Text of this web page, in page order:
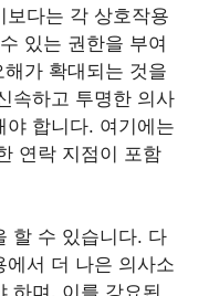
보다는 각 상호작용
있는 권한을 부여
가 확대되는 것을
속하고 투명한 의사
야 합니다. 여기에는
연락 지점이 포함
할 수 있습니다. 다
에서 더 나은 의사소